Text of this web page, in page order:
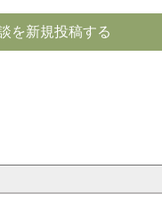
を新規投稿する